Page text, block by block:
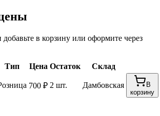
в корзину или оформите через
Тип Цена Остаток
Склад
700 ₽ 2 шт. Дамбовская
В
корзину